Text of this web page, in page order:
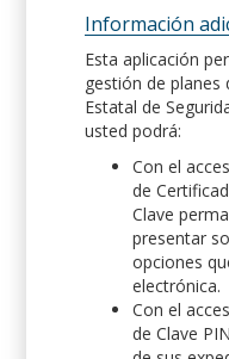
Información
Esta aplicación
gestión de planes
Estatal de
usted podrá:
Con el
de
Clave
presentar
opciones
electrónica.
Con el
de Clave